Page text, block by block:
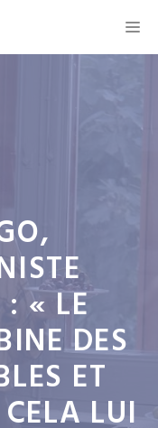
: « LE
DES
ET
LUI